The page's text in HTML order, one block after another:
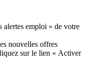
alertes emploi » de votre
nouvelles offres
sur le lien « Activer